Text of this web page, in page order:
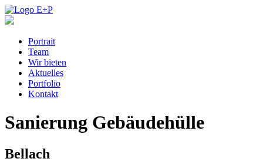
Portrait
Team
Wir bieten
Aktuelles
Portfolio
Kontakt
Sanierung Gebäudehülle
Bellach